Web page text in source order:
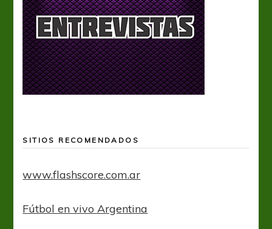
SITIOS RECOMENDADOS
www.flashscore.com.ar
Fútbol en vivo Argentina